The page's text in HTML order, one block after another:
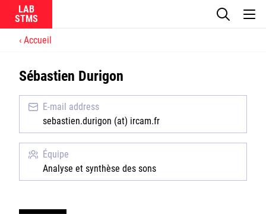
LAB
La recherche
Actualités
Équipes
Accueil
Sébastien Durigon
E-mail address
sebastien.durigon (at) ircam.fr
Équipe
Analyse et synthèse des sons